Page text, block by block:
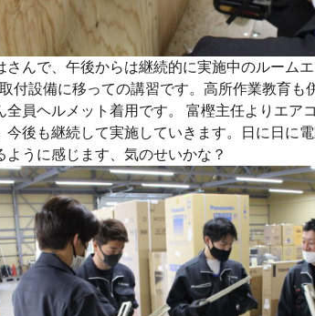
さんで、午後からは継続的に実施中のルームエ
付設備に移っての講習です。高所作業教育も
全員ヘルメット着用です。 富樫主任よりエア
今後も継続して実施していきます。日に日に
ように感じます、気のせいかな？